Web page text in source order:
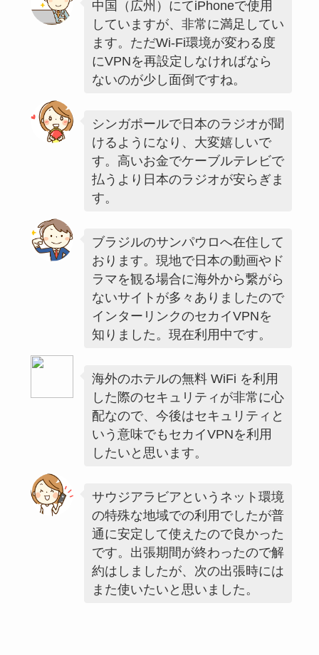
中国（広州）にてiPhoneで使用
していますが、非常に満足してい
ます。ただWi-Fi環境が変わる度
にVPNを再設定しなければなら
ないのが少し面倒ですね。
シンガポールで日本のラジオが聞
けるようになり、大変嬉しいで
す。高いお金でケーブルテレビで
払うより日本のラジオが安らぎま
す。
ブラジルのサンパウロへ在住して
おります。現地で日本の動画やド
ラマを観る場合に海外から繋がら
ないサイトが多々ありましたので
インターリンクのセカイVPNを
知りました。現在利用中です。
海外のホテルの無料 WiFi を利用
した際のセキュリティが非常に心
配なので、今後はセキュリティと
いう意味でもセカイVPNを利用
したいと思います。
サウジアラビアというネット環境
の特殊な地域での利用でしたが普
通に安定して使えたので良かった
です。出張期間が終わったので解
約はしましたが、次の出張時には
また使いたいと思いました。